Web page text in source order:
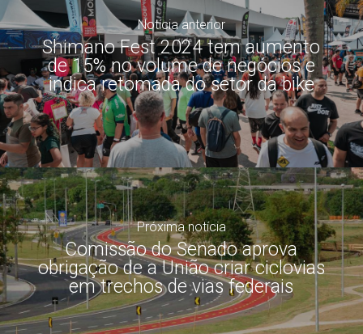
Notícia anterior
Shimano Fest 2024 tem aumento
de 15% no volume de negócios e
indica retomada do setor da bike
Próxima notícia
Comissão do Senado aprova
obrigação de a União criar ciclovias
em trechos de vias federais